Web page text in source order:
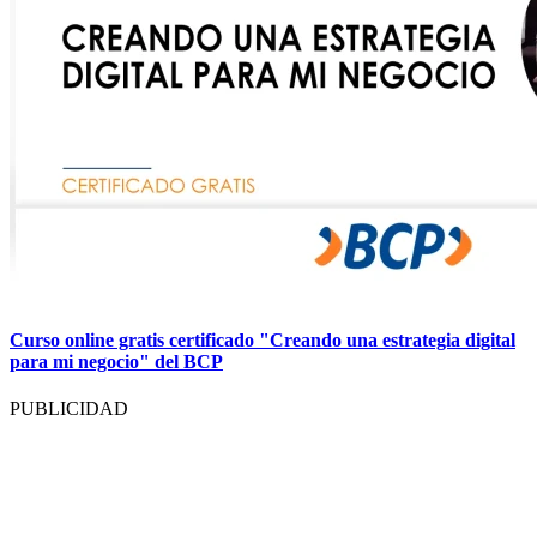
Curso online gratis certificado "Creando una estrategia digital
para mi negocio" del BCP
PUBLICIDAD